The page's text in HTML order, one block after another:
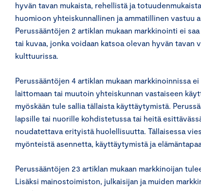
hyvän tavan mukaista, rehellistä ja
huomioon yhteiskunnallinen ja ammatillinen vastuu
Perussääntöjen 2 artiklan mukaan markkinointi ei
tai kuvaa, jonka voidaan katsoa olevan hyvän tavan
kulttuurissa.
Perussääntöjen 4 artiklan mukaan markkinoinnissa
laittomaan tai muutoin yhteiskunnan vastaiseen
myöskään tule sallia tällaista käyttäytymistä.
lapsille tai nuorille kohdistetussa tai heitä
noudatettava erityistä huolellisuutta. Tällaisessa
myönteistä asennetta, käyttäytymistä ja
Perussääntöjen 23 artiklan mukaan markkinoijan
Lisäksi mainostoimiston, julkaisijan ja muiden